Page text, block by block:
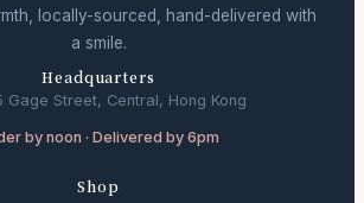
locally-sourced, hand-delivered with
a smile.
Headquarters
Gage Street, Central, Hong Kong
by noon · Delivered by 6pm
Shop